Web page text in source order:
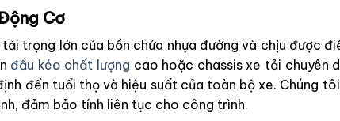
Cơ
trọng lớn của bồn chứa nhựa đường và chịu được
đầu kéo chất lượng cao hoặc chassis xe tải chuyên
đến tuổi thọ và hiệu suất của toàn bộ xe. Chúng
đảm bảo tính liên tục cho công trình.